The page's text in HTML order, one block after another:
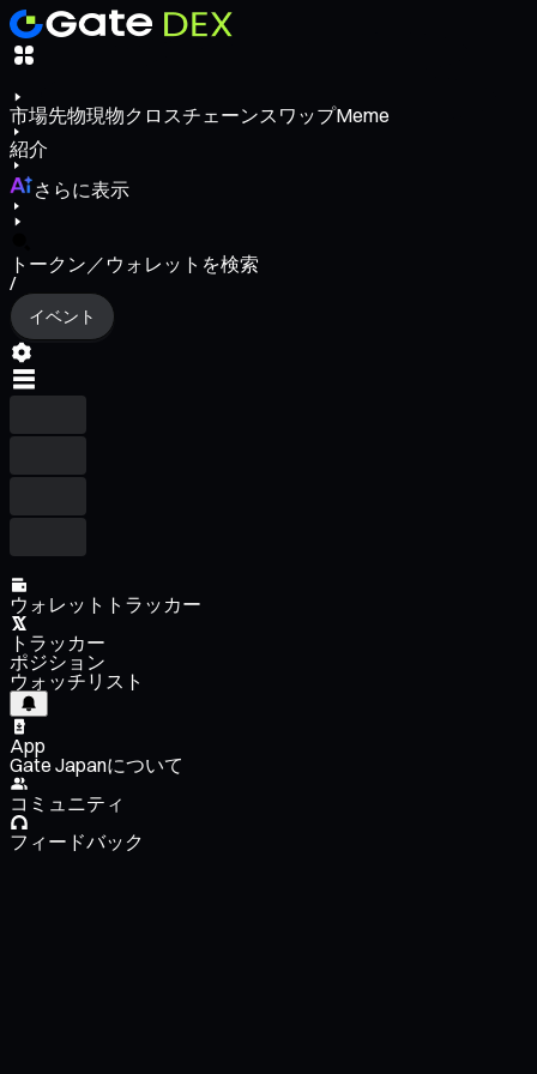
市場先物現物クロスチェーンスワップMeme
紹介
さらに表示
トークン／ウォレットを検索
/
イベント
ウォレットトラッカー
トラッカー
ポジション
ウォッチリスト
App
Gate Japanについて
コミュニティ
フィードバック